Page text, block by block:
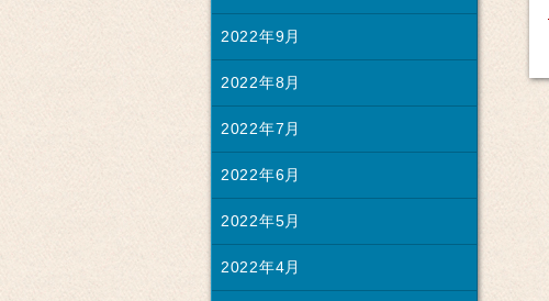
2022年9月
2022年8月
2022年7月
2022年6月
2022年5月
2022年4月